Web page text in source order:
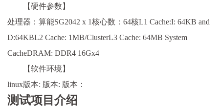
【硬件参数】
处理器：算能SG2042 x 1核心数：64核L1 Cache:I: 64KB and
D:64KBL2 Cache: 1MB/ClusterL3 Cache: 64MB System
CacheDRAM: DDR4 16Gx4
【软件环境】
linux版本: 版本: 版本：
测试项目介绍